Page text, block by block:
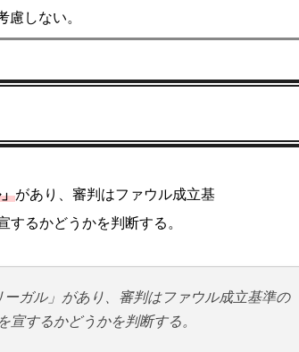
しない。
があり、審判はファウル成⽴基
るかどうかを判断する。
ガル」があり、審判はファウル成⽴基準の
するかどうかを判断する。